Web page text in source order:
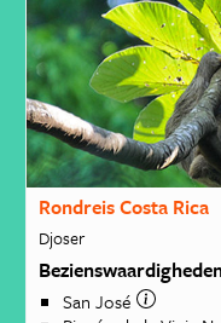
Rondreis Costa Rica
Djoser
San José